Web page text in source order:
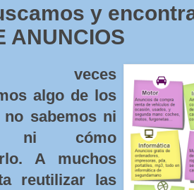
y
ANUNCIOS
veces
algo de los
sabemos ni
ni cómo
A muchos
reutilizar las